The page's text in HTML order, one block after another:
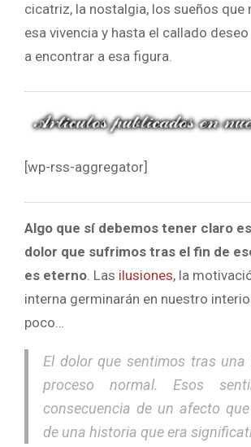
cicatriz, la nostalgia, los sueños que
esa vivencia y hasta el callado
a encontrar a esa figura.
[wp-rss-aggregator]
Algo que sí debemos tener claro
dolor que sufrimos tras el fin de
es eterno. Las ilusiones, la
interna germinarán en nuestro
poco…
El dolor que sentimos tras una
proceso normal. Esos
consecuencia de un afecto
de una historia que era